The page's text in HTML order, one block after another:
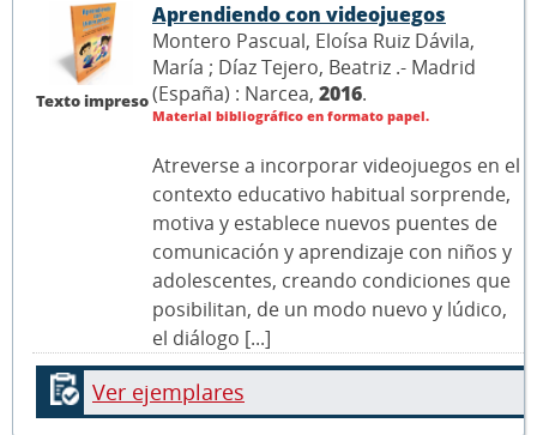
Texto impreso
Aprendiendo con videojuegos
Montero Pascual, Eloísa Ruiz Dávila,
María ; Díaz Tejero, Beatriz .- Madrid
(España) : Narcea, 2016.
Material bibliográfico en formato papel.
Atreverse a incorporar videojuegos en el
contexto educativo habitual sorprende,
motiva y establece nuevos puentes de
comunicación y aprendizaje con niños y
adolescentes, creando condiciones que
posibilitan, de un modo nuevo y lúdico,
el diálogo [...]
Ver ejemplares